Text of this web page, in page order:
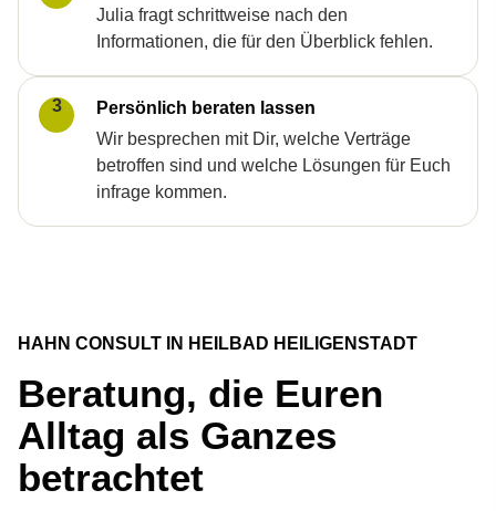
Julia fragt schrittweise nach den
Informationen, die für den Überblick fehlen.
3
Persönlich beraten lassen
Wir besprechen mit Dir, welche Verträge
betroffen sind und welche Lösungen für Euch
infrage kommen.
HAHN CONSULT IN HEILBAD HEILIGENSTADT
Beratung, die Euren
Alltag als Ganzes
betrachtet